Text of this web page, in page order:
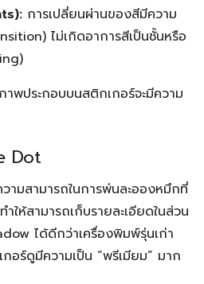
การเปลี่ยนผ่านของสีมีความ
ไม่เกิดอาการสีเป็นชั้นหรือ
าพประกอบบนสติกเกอร์จะมีความ
Dot
ามสามารถในการพ่นละอองหมึกที่
ให้สามารถเก็บรายละเอียดในส่วน
ได้ดีกว่าเครื่องพิมพ์รุ่นเก่า
อร์ดูมีความเป็น “พรีเมียม” มาก